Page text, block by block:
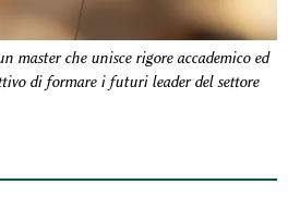
master che unisce rigore accademico ed
di formare i futuri leader del settore